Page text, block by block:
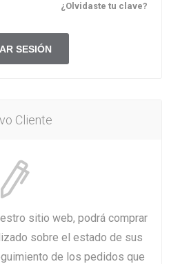
¿Olvidaste tu clave?
Cliente
sitio web, podrá comprar
sobre el estado de sus
de los pedidos que